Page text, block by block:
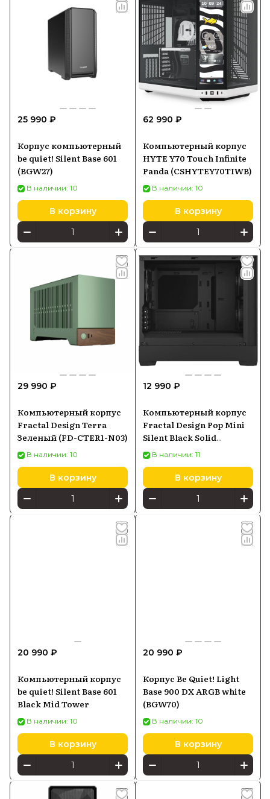
25 990 ₽
Корпус компьютерный
be quiet! Silent Base 601
(BGW27)
В наличии: 10
В корзину
62 990 ₽
Компьютерный корпус
HYTE Y70 Touch Infinite
Panda (CSHYTEY70TIWB)
В наличии: 10
В корзину
29 990 ₽
Компьютерный корпус
Fractal Design Terra
Зеленый (FD-CTER1-N03)
В наличии: 10
В корзину
12 990 ₽
Компьютерный корпус
Fractal Design Pop Mini
Silent Black Solid
(FDCPOS1M01)
В наличии: 11
В корзину
20 990 ₽
Компьютерный корпус
be quiet! Silent Base 601
Black Mid Tower
В наличии: 10
В корзину
20 990 ₽
Корпус Be Quiet! Light
Base 900 DX ARGB white
(BGW70)
В наличии: 10
В корзину